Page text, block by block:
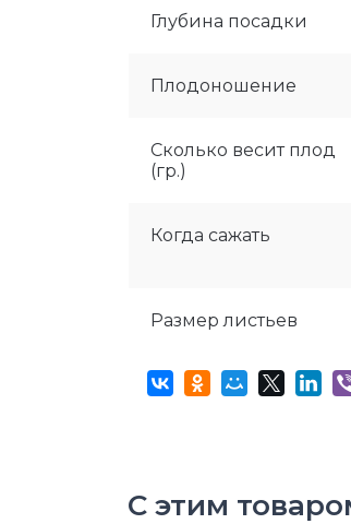
Глубина посадки
Плодоношение
Сколько весит плод
(гр.)
Когда сажать
Размер листьев
С этим